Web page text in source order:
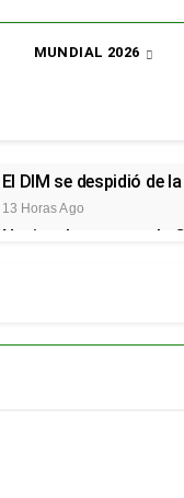
MUNDIAL 2026
El DIM se despidió de
13 Horas Ago
Nacional avanza en la
Piero Hincapié, oficial